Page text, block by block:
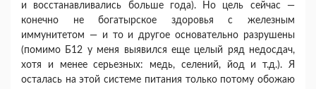
и восстанавливались больше года). Но цель сейчас —
конечно не богатырское здоровья с железным
иммунитетом — и то и другое основательно разрушены
(помимо Б12 у меня выявился еще целый ряд недосдач,
хотя и менее серьезных: медь, селений, йод и т.д.). Я
осталась на этой системе питания только потому обожаю